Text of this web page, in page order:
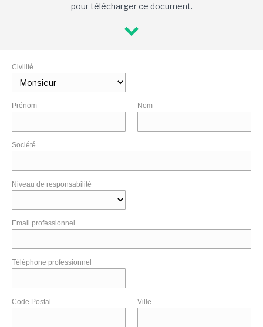
pour télécharger ce document.
Civilité
Prénom Nom
Société
Niveau de responsabilité
Email professionnel
Téléphone professionnel
Code Postal Ville